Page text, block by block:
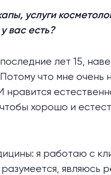
услуги
вас есть?
лет 15,
что мне очень
нравится
хорошо и
я работаю с
являюсь